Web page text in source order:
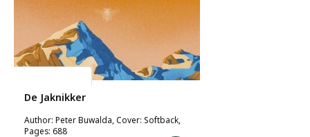
De Jaknikker
Author: Peter Buwalda, Cover: Softback,
Pages: 688